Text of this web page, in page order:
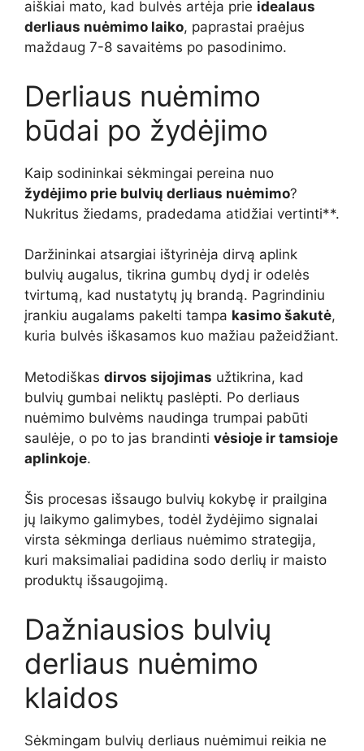
aiškiai mato, kad bulvės artėja prie idealaus
derliaus nuėmimo laiko, paprastai praėjus
maždaug 7-8 savaitėms po pasodinimo.
Derliaus nuėmimo
būdai po žydėjimo
Kaip sodininkai sėkmingai pereina nuo
žydėjimo prie bulvių derliaus nuėmimo?
Nukritus žiedams, pradedama atidžiai vertinti**.
Daržininkai atsargiai ištyrinėja dirvą aplink
bulvių augalus, tikrina gumbų dydį ir odelės
tvirtumą, kad nustatytų jų brandą. Pagrindiniu
įrankiu augalams pakelti tampa kasimo šakutė,
kuria bulvės iškasamos kuo mažiau pažeidžiant.
Metodiškas dirvos sijojimas užtikrina, kad
bulvių gumbai neliktų paslėpti. Po derliaus
nuėmimo bulvėms naudinga trumpai pabūti
saulėje, o po to jas brandinti vėsioje ir tamsioje
aplinkoje.
Šis procesas išsaugo bulvių kokybę ir prailgina
jų laikymo galimybes, todėl žydėjimo signalai
virsta sėkminga derliaus nuėmimo strategija,
kuri maksimaliai padidina sodo derlių ir maisto
produktų išsaugojimą.
Dažniausios bulvių
derliaus nuėmimo
klaidos
Sėkmingam bulvių derliaus nuėmimui reikia ne